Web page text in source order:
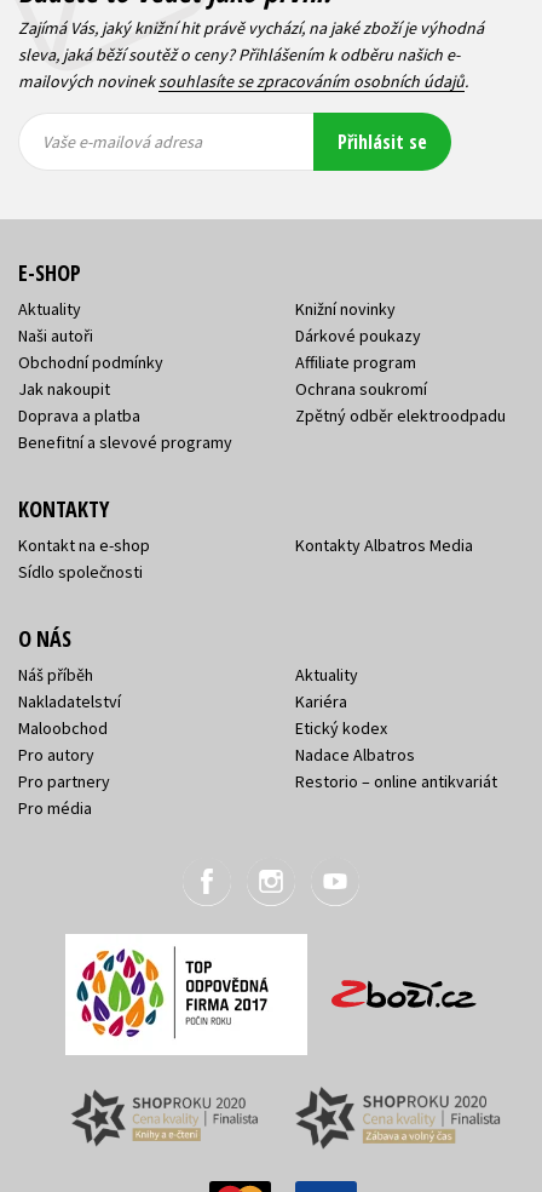
Zajímá Vás, jaký knižní hit právě vychází, na jaké zboží je výhodná
sleva, jaká běží soutěž o ceny? Přihlášením k odběru našich e-
mailových novineksouhlasíte se zpracováním osobních údajů.
mailová
mailová
Vaše e-mailová adresa Přihlásit se
E-SHOP
Aktuality
Naši autoři
Obchodní podmínky
Jak nakoupit
Doprava a platba
Benefitní a slevové programy
Knižní novinky
Dárkové poukazy
Affiliate program
Ochrana soukromí
Zpětný odběr elektroodpadu
KONTAKTY
Kontakt na e-shop
Sídlo společnosti
Kontakty Albatros Media
O NÁS
Náš příběh
Nakladatelství
Maloobchod
Pro autory
Pro partnery
Pro média
Aktuality
Kariéra
Etický kodex
Nadace Albatros
Restorio – online antikvariát